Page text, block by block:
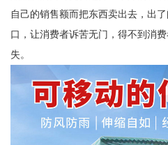
自己的销售额而把东西卖出去，出
口，让消费者诉苦无门，得不到消
失。